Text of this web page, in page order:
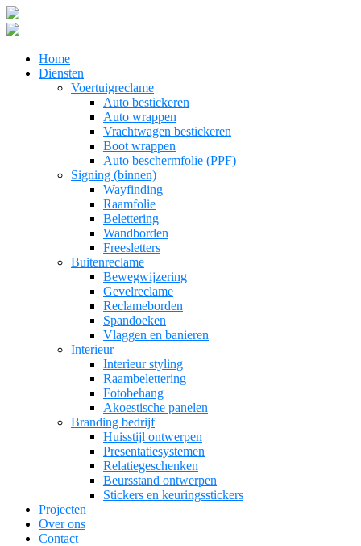
Home
Diensten
Voertuigreclame
Auto bestickeren
Auto wrappen
Vrachtwagen bestickeren
Boot wrappen
Auto beschermfolie (PPF)
Signing (binnen)
Wayfinding
Raamfolie
Belettering
Wandborden
Freesletters
Buitenreclame
Bewegwijzering
Gevelreclame
Reclameborden
Spandoeken
Vlaggen en banieren
Interieur
Interieur styling
Raambelettering
Fotobehang
Akoestische panelen
Branding bedrijf
Huisstijl ontwerpen
Presentatiesystemen
Relatiegeschenken
Beursstand ontwerpen
Stickers en keuringsstickers
Projecten
Over ons
Contact